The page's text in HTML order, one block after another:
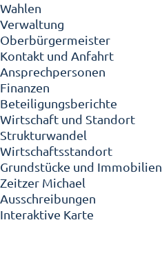
Wahlen
Verwaltung
Oberbürgermeister
Kontakt und Anfahrt
Ansprechpersonen
Finanzen
Beteiligungsberichte
Wirtschaft und Standort
Strukturwandel
Wirtschaftsstandort
Grundstücke und Immobilien
Zeitzer Michael
Ausschreibungen
Interaktive Karte